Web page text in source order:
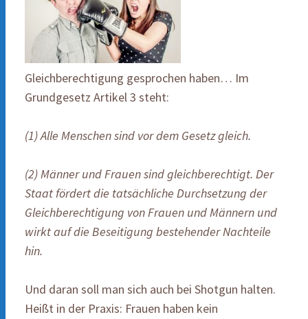
Gleichberechtigung gesprochen haben… Im
Grundgesetz Artikel 3 steht:
(1) Alle Menschen sind vor dem Gesetz gleich.
(2) Männer und Frauen sind gleichberechtigt. Der
Staat fördert die tatsächliche Durchsetzung der
Gleichberechtigung von Frauen und Männern und
wirkt auf die Beseitigung bestehender Nachteile
hin.
Und daran soll man sich auch bei Shotgun halten.
Heißt in der Praxis: Frauen haben kein